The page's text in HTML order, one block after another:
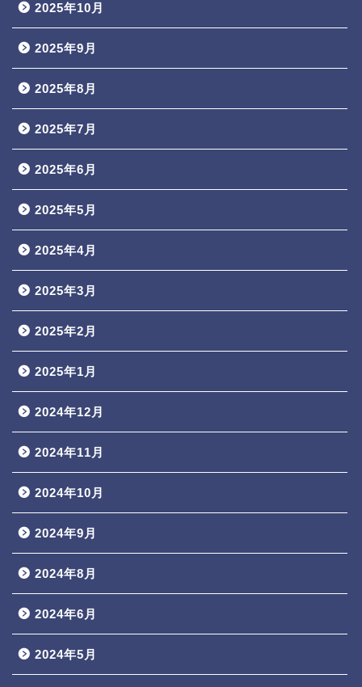
2025年10月
2025年9月
2025年8月
2025年7月
2025年6月
2025年5月
2025年4月
2025年3月
2025年2月
2025年1月
2024年12月
2024年11月
2024年10月
2024年9月
2024年8月
2024年6月
2024年5月